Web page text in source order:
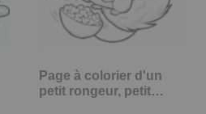
Page à colorier d'un
petit rongeur, petit…